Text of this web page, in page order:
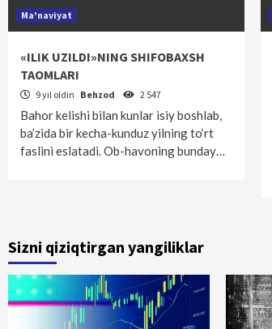
Ma'naviyat
«ILIK UZILDI»NING SHIFOBAXSH
TAOMLARI
9 yil oldin Behzod 2 547
Bahor kelishi bilan kunlar isiy boshlab,
ba’zida bir kecha-kunduz yilning to‘rt
faslini eslatadi. Ob-havoning bunday…
Sizni qiziqtirgan yangiliklar